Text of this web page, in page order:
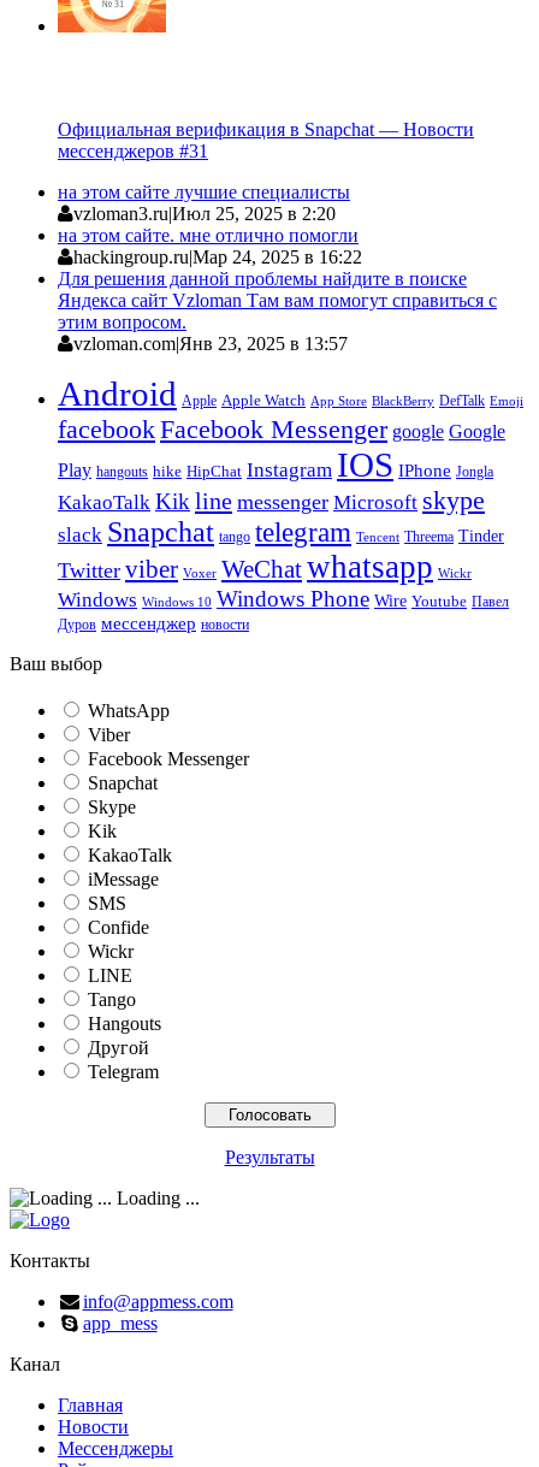
Официальная верификация в Snapchat — Новости
мессенджеров #31
на этом сайте лучшие специалисты
vzloman3.ru|Июл 25, 2025 в 2:20
на этом сайте. мне отлично помогли
hackingroup.ru|Мар 24, 2025 в 16:22
Для решения данной проблемы найдите в поиске
Яндекса сайт Vzloman Там вам помогут справиться с
этим вопросом.
vzloman.com|Янв 23, 2025 в 13:57
Android Apple Apple Watch App Store BlackBerry DefTalk Emoji
facebookFacebook Messenger google Google
Play hangouts hike HipChat Instagram IOS IPhone Jongla
KakaoTalk Kik line messenger Microsoft skype
slack Snapchat tango telegram Tencent Threema Tinder
Twitter viber Voxer WeChatwhatsapp Wickr
Windows Windows 10 Windows Phone Wire Youtube Павел
Дуров мессенджер новости
Ваш выбор
WhatsApp
Viber
Facebook Messenger
Snapchat
Skype
Kik
KakaoTalk
iMessage
SMS
Confide
Wickr
LINE
Tango
Hangouts
Другой
Telegram
Результаты
Loading ...
Контакты
info@appmess.com
app_mess
Канал
Главная
Новости
Мессенджеры